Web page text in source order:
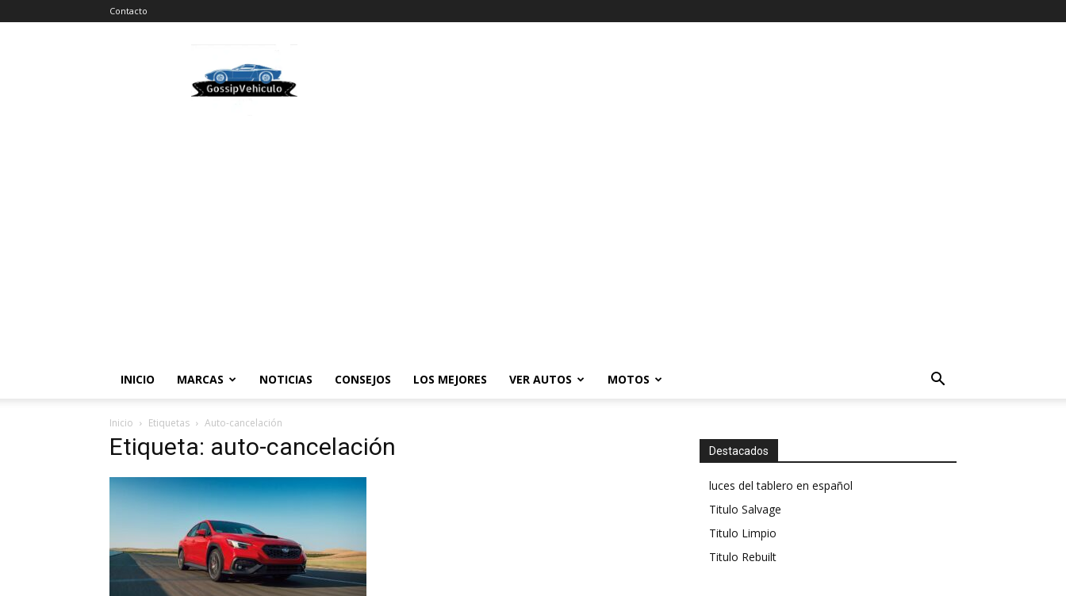
Contacto
Vehiculos
INICIO MARCAS NOTICIAS CONSEJOS LOS MEJORES VER AUTOS MOTOS
Inicio Etiquetas Auto-cancelación
Etiqueta: auto-cancelación Destacados
luces del tablero en español
Titulo Salvage
Titulo Limpio
Titulo Rebuilt